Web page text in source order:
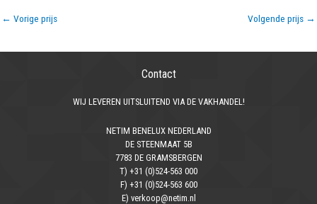
← Vorige prijs Volgende prijs →
Contact
WIJ LEVEREN UITSLUITEND VIA DE VAKHANDEL!
NETIM BENELUX NEDERLAND
DE STEENMAAT 5B
7783 DE GRAMSBERGEN
T) +31 (0)524-563 000
F) +31 (0)524-563 600
E) verkoop@netim.nl